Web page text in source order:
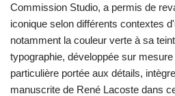
Commission Studio, a permis de
iconique selon différents contextes
notamment la couleur verte à sa
typographie, développée sur
particulière portée aux détails,
manuscrite de René Lacoste dans